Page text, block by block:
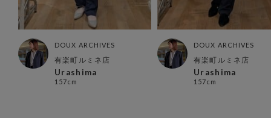
DOUX ARCHIVES
有楽町ルミネ店
Urashima
157cm
DOUX ARCHIVES
有楽町ルミネ店
Urashima
157cm